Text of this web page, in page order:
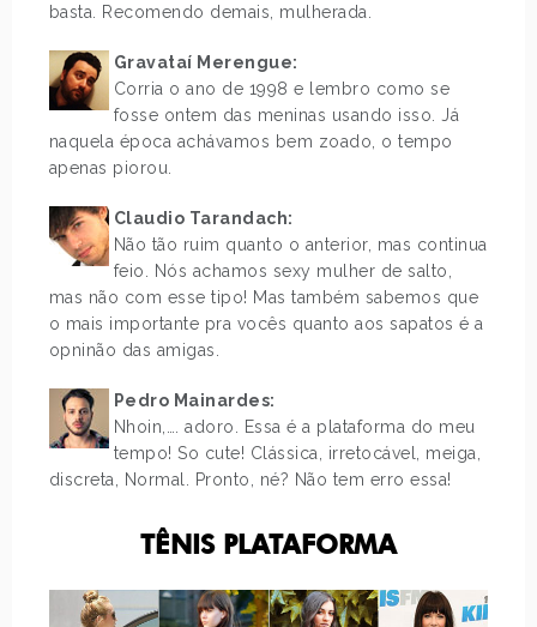
basta. Recomendo demais, mulherada.
Gravataí Merengue:
Corria o ano de 1998 e lembro como se
fosse ontem das meninas usando isso. Já
naquela época achávamos bem zoado, o tempo
apenas piorou.
Claudio Tarandach:
Não tão ruim quanto o anterior, mas continua
feio. Nós achamos sexy mulher de salto,
mas não com esse tipo! Mas também sabemos que
o mais importante pra vocês quanto aos sapatos é a
opninão das amigas.
Pedro Mainardes:
Nhoin,…. adoro. Essa é a plataforma do meu
tempo! So cute! Clássica, irretocável, meiga,
discreta, Normal. Pronto, né? Não tem erro essa!
TÊNIS PLATAFORMA